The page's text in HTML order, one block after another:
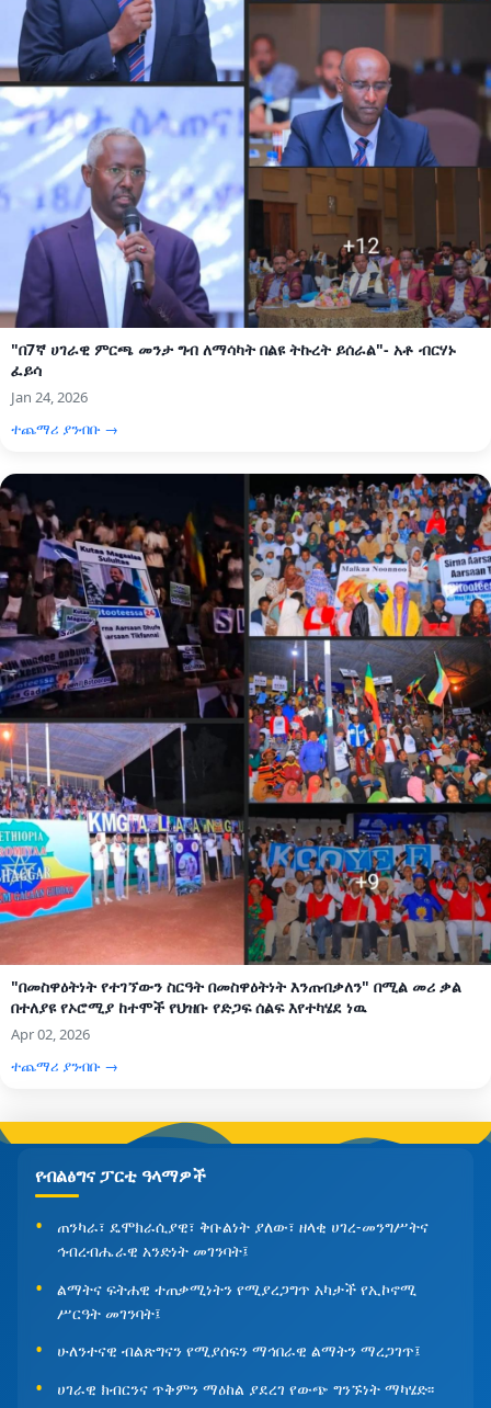
"በ7ኛ ሀገራዊ ምርጫ መንታ ግብ ለማሳካት በልዩ ትኩረት ይሰራል"- አቶ ብርሃኑ
ፈይሳ
Jan 24, 2026
ተጨማሪ ያንብቡ →
"በመስዋዕትነት የተገኘውን ስርዓት በመስዋዕትነት እንጠብቃለን" በሚል መሪ ቃል
በተለያዩ የኦሮሚያ ከተሞች የህዝቡ የድጋፍ ሰልፍ እየተካሄደ ነዉ
Apr 02, 2026
ተጨማሪ ያንብቡ →
የብልፅግና ፓርቲ ዓላማዎች
ጠንካራ፣ ዴሞክራሲያዊ፣ ቅቡልነት ያለው፣ ዘላቂ ሀገረ-መንግሥትና
ኅብረብሔራዊ አንድነት መገንባት፤
ልማትና ፍትሐዊ ተጠቃሚነትን የሚያረጋግጥ አካታች የኢኮኖሚ
ሥርዓት መገንባት፤
ሁለንተናዊ ብልጽግናን የሚያሰፍን ማኅበራዊ ልማትን ማረጋገጥ፤
ሀገራዊ ክብርንና ጥቅምን ማዕከል ያደረገ የውጭ ግንኙነት ማካሄድ፡፡